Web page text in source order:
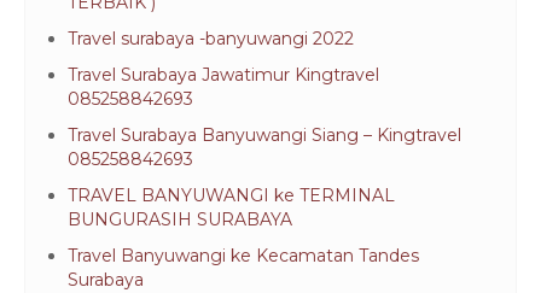
Travel surabaya -banyuwangi 2022
Travel Surabaya Jawatimur Kingtravel
085258842693
Travel Surabaya Banyuwangi Siang – Kingtravel
085258842693
TRAVEL BANYUWANGI ke TERMINAL
BUNGURASIH SURABAYA
Travel Banyuwangi ke Kecamatan Tandes
Surabaya